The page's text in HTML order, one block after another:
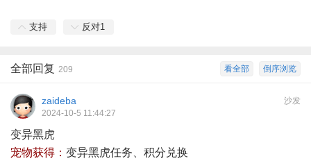
支持 反对1
倒序浏览
看全部
全部回复 209
沙发
zaideba
2024-10-5 11:44:27
变异黑虎
宠物获得： 变异黑虎任务、积分兑换